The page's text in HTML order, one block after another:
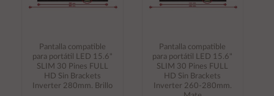
Pantalla compatible
para portátil LED 15.6"
SLIM 30 Pines FULL
HD Sin Brackets
Inverter 280mm. Brillo
Pantalla compatible
para portátil LED 15.6"
SLIM 30 Pines FULL
HD Sin Brackets
Inverter 260-280mm.